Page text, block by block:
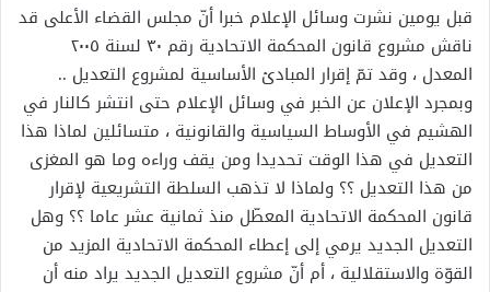
قبل يومين نشرت وسائل الإعلام خبرا أنّ مجلس القضاء الأعلى قد
ناقش مشروع قانون المحكمة الاتحادية رقم ٣٠ لسنة ٢٠٠٥
المعدل ، وقد تمّ إقرار المبادئ الأساسية لمشروع التعديل ..
وبمجرد الإعلان عن الخبر في وسائل الإعلام حتى انتشر كالنار في
الهشيم في الأوساط السياسية والقانونية ، متسائلين لماذا هذا
التعديل في هذا الوقت تحديدا ومن يقف وراءه وما هو المغزى
من هذا التعديل ؟؟ ولماذا لا تذهب السلطة التشريعية لإقرار
قانون المحكمة الاتحادية المعطّل منذ ثمانية عشر عاما ؟؟ وهل
التعديل الجديد يرمي إلى إعطاء المحكمة الاتحادية المزيد من
القوّة والاستقلالية ، أم أنّ مشروع التعديل الجديد يراد منه أن